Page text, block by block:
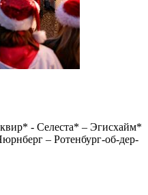
- Селеста* – Эгисхайм*
– Ротенбург-об-дер-